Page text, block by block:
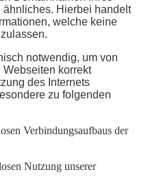
ähnliches. Hierbei handelt
welche keine
notwendig, um von
Webseiten korrekt
des Internets
zu folgenden
Verbindungsaufbaus der
Nutzung unserer